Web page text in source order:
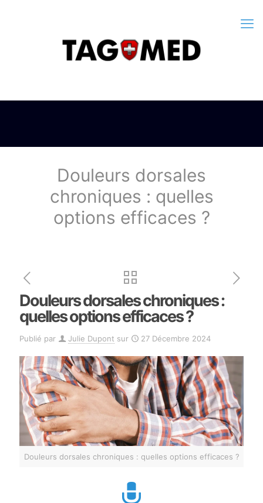
Douleurs dorsales
chroniques : quelles
options efficaces ?
Douleurs dorsales chroniques :
quelles options efficaces ?
Publié par Julie Dupont sur 27 Décembre 2024
Douleurs dorsales chroniques : quelles options efficaces ?